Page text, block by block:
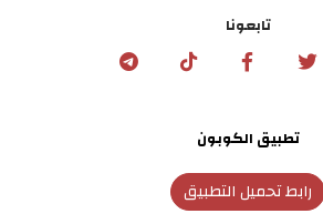
تابعونا
تطبيق الكوبون
رابط تحميل التطبيق